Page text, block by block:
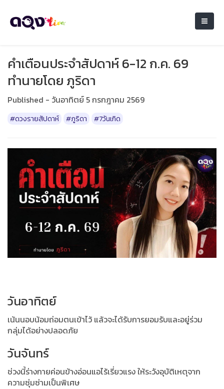
คำเตือนประจำสัปดาห์ 6-12 ก.ค. 69
ทำนายโดย ภูริดา
Published - วันอาทิตย์ 5 กรกฎาคม 2569
#ดวงรายสัปดาห์ #ภูริดา #7วันเกิด
วันอาทิตย์
เน้นนอบน้อมถ่อมตนเข้าไว้ แล้วจะได้รับการยอมรับและอยู่ร่วม
กลุ่มได้อย่างปลอดภัย
วันจันทร์
ช่วงนี้ร่างกายค่อนข้างอ่อนแอไร้เรี่ยวแรง ให้ระวังอุบัติเหตุจาก
ความซุ่มซ่ามเป็นพิเศษ